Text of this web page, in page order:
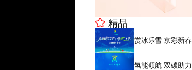
精品
赏冰乐雪 京彩新春
氢能领航 双碳助力